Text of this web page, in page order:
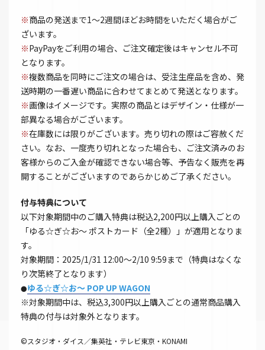
※商品の発送まで1～2週間ほどお時間をいただく場合がご
ざいます。
※PayPayをご利用の場合、ご注文確定後はキャンセル不可
となります。
※複数商品を同時にご注文の場合は、受注生産品を含め、発
送時期の一番遅い商品に合わせてまとめて発送となります。
※画像はイメージです。実際の商品とはデザイン・仕様が一
部異なる場合がございます。
※在庫数には限りがございます。売り切れの際はご容赦くだ
さい。なお、一度売り切れとなった場合も、ご注文済みのお
客様からのご入金が確認できない場合等、予告なく販売を再
開することがございますのであらかじめご了承ください。
付与特典について
以下対象期間中のご購入特典は税込2,200円以上購入ごとの
「ゆる☆ぎ☆お～ ポストカード（全2種）」が適用となりま
す。
対象期間：2025/1/31 12:00～2/10 9:59まで（特典はなくな
り次第終了となります）
●ゆる☆ぎ☆お～ POP UP WAGON
※対象期間中は、税込3,300円以上購入ごとの通常商品購入
特典の付与は対象外となります。
©スタジオ・ダイス／集英社・テレビ東京・KONAMI